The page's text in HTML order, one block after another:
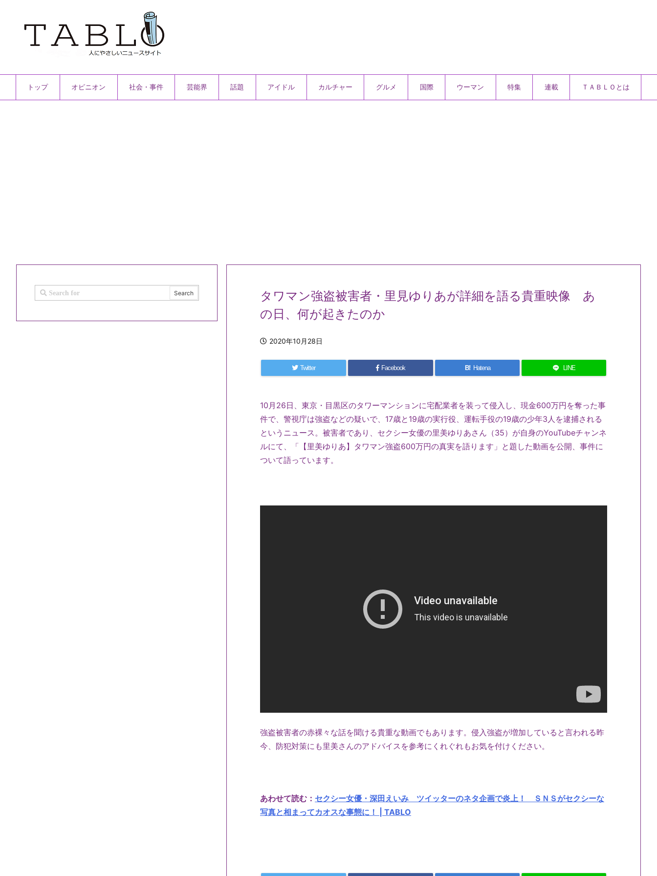
トップ オピニオン 社会・事件 芸能界 話題 アイドル カルチャー グルメ 国際 ウーマン 特集 連載 ＴＡＢＬＯとは
タワマン強盗被害者・里見ゆりあが詳細を語る貴重映像 あ
の日、何が起きたのか
2020年10月28日
Twitter Facebook B! Hatena LINE
10月26日、東京・目黒区のタワーマンションに宅配業者を装って侵入し、現金600万円を奪った事
件で、警視庁は強盗などの疑いで、17歳と19歳の実行役、運転手役の19歳の少年3人を逮捕される
というニュース。被害者であり、セクシー女優の里美ゆりあさん（35）が自身のYouTubeチャンネ
ルにて、「【里美ゆりあ】タワマン強盗600万円の真実を語ります」と題した動画を公開、事件に
ついて語っています。
強盗被害者の赤裸々な話を聞ける貴重な動画でもあります。侵入強盗が増加していると言われる昨
今、防犯対策にも里美さんのアドバイスを参考にくれぐれもお気を付けください。
あわせて読む： セクシー女優・深田えいみ ツイッターのネタ企画で炎上！ ＳＮＳがセクシーな
写真と相まってカオスな事態に！ | TABLO